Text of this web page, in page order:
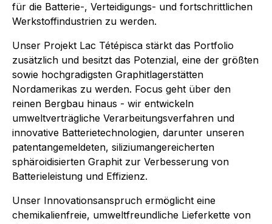
für die Batterie-, Verteidigungs- und fortschrittlichen
Werkstoffindustrien zu werden.
Unser Projekt Lac Tétépisca stärkt das Portfolio
zusätzlich und besitzt das Potenzial, eine der größten
sowie hochgradigsten Graphitlagerstätten
Nordamerikas zu werden. Focus geht über den
reinen Bergbau hinaus - wir entwickeln
umweltverträgliche Verarbeitungsverfahren und
innovative Batterietechnologien, darunter unseren
patentangemeldeten, siliziumangereicherten
sphäroidisierten Graphit zur Verbesserung von
Batterieleistung und Effizienz.
Unser Innovationsanspruch ermöglicht eine
chemikalienfreie, umweltfreundliche Lieferkette von